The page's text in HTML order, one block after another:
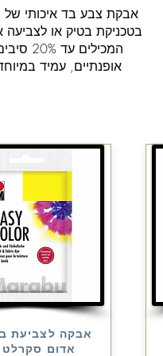
בטכניקת בטיק או לצביעה
אופנתיים, עמיד
אבקה לצביעת
אדום סקרלט 031